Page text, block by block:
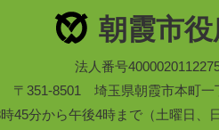
朝霞市役
法人番号
〒351-8501 埼玉県朝霞市本町一
45分から午後4時まで（土曜日、